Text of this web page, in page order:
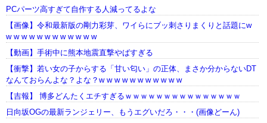
PCパーツ高すぎて自作する人減ってるよな
【画像】令和最新版の剛力彩芽、ワイらにブッ刺さりまくりと話題にw
w w w w w w w w w w w w
【動画】手術中に熊本地震直撃やばすぎる
【衝撃】若い女の子からする「甘い匂い」の正体、まさか分からないDT
なんておらんよな？よな？w w w w w w w w w w w
【吉報】 博多どんたくエチすぎるｗｗｗｗｗｗｗｗｗｗｗｗｗｗｗ
日向坂OGの最新ランジェリー、もうエグいだろ・・・(画像どーん)